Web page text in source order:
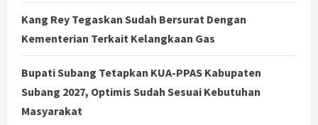
Kang Rey Tegaskan Sudah Bersurat Dengan
Kementerian Terkait Kelangkaan Gas
Bupati Subang Tetapkan KUA-PPAS Kabupaten
Subang 2027, Optimis Sudah Sesuai Kebutuhan
Masyarakat